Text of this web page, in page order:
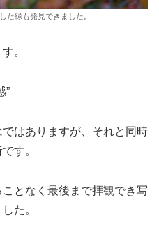
た緑も発見できました。
。
”
はありますが、それと同時
す。
となく最後まで拝観でき写
た。